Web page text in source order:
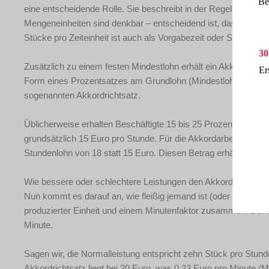
eine entscheidende Rolle. Sie beschreibt in der Regel die
Mengeneinheiten sind denkbar – entscheidend ist, dass die
Stücke pro Zeiteinheit ist auch als Vorgabezeit oder Stückzeit
Zusätzlich zu einem festen Mindestlohn erhält ein
Form eines Prozentsatzes am Grundlohn (Mindestlohn)
sogenannten Akkordrichtsatz.
Üblicherweise erhalten Beschäftigte 15 bis 25 Prozent zum
grundsätzlich 15 Euro pro Stunde. Für die Akkordarbeit erhält
Stundenlohn von 18 statt 15 Euro. Diesen Betrag erhält der
Wie bessere oder schlechtere Leistungen den Akkordlohn
Nun kommt es darauf an, wie fleißig jemand ist (oder nicht
produzierter Einheit und einem Minutenfaktor zusammen.
Minute.
Sagen wir, die Normalleistung entspricht zehn Stück pro